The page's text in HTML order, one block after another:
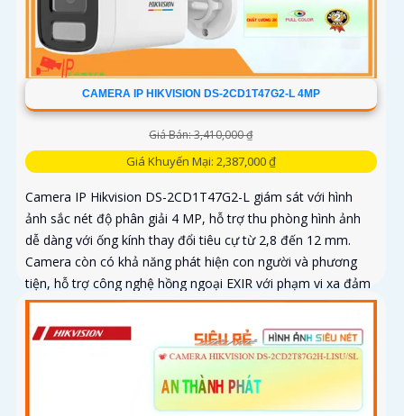
CAMERA IP HIKVISION DS-2CD1T47G2-L 4MP
Giá Bán: 3,410,000 ₫
Giá Khuyến Mại: 2,387,000 ₫
Camera IP Hikvision DS-2CD1T47G2-L giám sát với hình
ảnh sắc nét độ phân giải 4 MP, hỗ trợ thu phòng hình ảnh
dễ dàng với ống kính thay đổi tiêu cự từ 2,8 đến 12 mm.
Camera còn có khả năng phát hiện con người và phương
tiện, hỗ trợ công nghệ hồng ngoại EXIR với phạm vi xa đảm
bảo quan sát an ninh hiệu quả